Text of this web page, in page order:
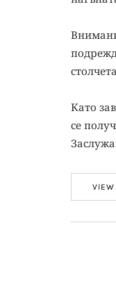
Като
се
VIEW